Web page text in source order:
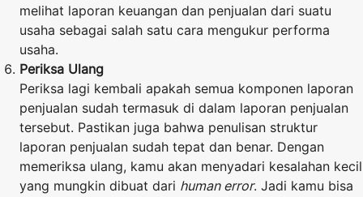
melihat laporan keuangan dan penjualan dari suatu
usaha sebagai salah satu cara mengukur performa
usaha.
Periksa Ulang
Periksa lagi kembali apakah semua komponen laporan
penjualan sudah termasuk di dalam laporan penjualan
tersebut. Pastikan juga bahwa penulisan struktur
laporan penjualan sudah tepat dan benar. Dengan
memeriksa ulang, kamu akan menyadari kesalahan kecil
yang mungkin dibuat dari human error. Jadi kamu bisa